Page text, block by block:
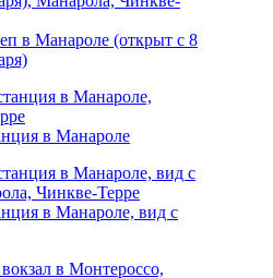
в Манароле (открыт с 8
в Манароле
в Манароле, вид с